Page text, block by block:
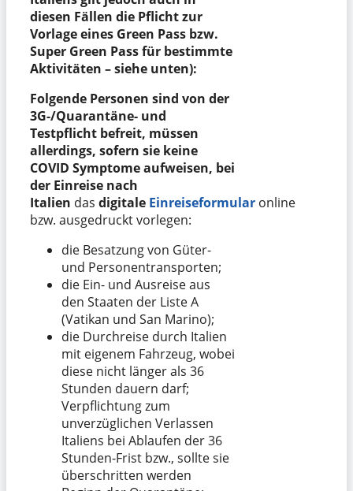
diesen Fällen die Pflicht zur
Vorlage eines Green Pass bzw.
Super Green Pass für bestimmte
Aktivitäten – siehe unten):
Folgende Personen sind von der
3G-/Quarantäne- und
Testpflicht befreit, müssen
allerdings, sofern sie keine
COVID Symptome aufweisen, bei
der Einreise nach
Italien das digitale Einreiseformular online
bzw. ausgedruckt vorlegen:
die Besatzung von Güter-
und Personentransporten;
die Ein- und Ausreise aus
den Staaten der Liste A
(Vatikan und San Marino);
die Durchreise durch Italien
mit eigenem Fahrzeug, wobei
diese nicht länger als 36
Stunden dauern darf;
Verpflichtung zum
unverzüglichen Verlassen
Italiens bei Ablaufen der 36
Stunden-Frist bzw., sollte sie
überschritten werden